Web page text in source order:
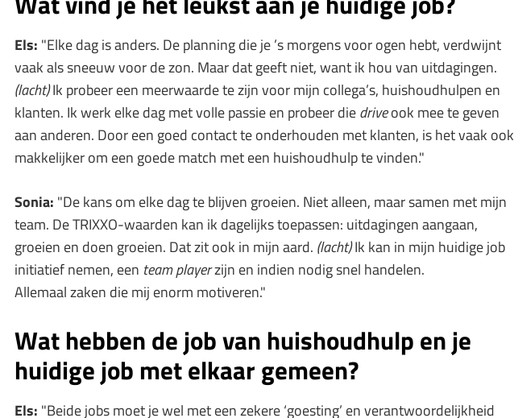
Els: "Elke dag is anders. De planning die je ’s morgens voor ogen hebt, verdwijnt
vaak als sneeuw voor de zon. Maar dat geeft niet, want ik hou van uitdagingen.
(lacht)Ik probeer een meerwaarde te zijn voor mijn collega’s, huishoudhulpen en
klanten. Ik werk elke dag met volle passie en probeer diedriveook mee te geven
aan anderen. Door een goed contact te onderhouden met klanten, is het vaak ook
makkelijker om een goede match met een huishoudhulp te vinden."
Sonia: "De kans om elke dag te blijven groeien. Niet alleen, maar samen met mijn
team. De TRIXXO­-waarden kan ik dagelijks toepassen: uitdagingen aangaan,
groeien en doen groeien. Dat zit ook in mijn aard. (lacht)Ik kan in mijn huidige job
initiatief nemen, een team playerzijn en indien nodig snel handelen.
Allemaal zaken die mij enorm motiveren."
Wat hebben de job van huishoudhulp en je
huidige job met elkaar gemeen?
Els: "Beide jobs moet je wel met een zekere ‘goesting’ en verantwoordelijkheid